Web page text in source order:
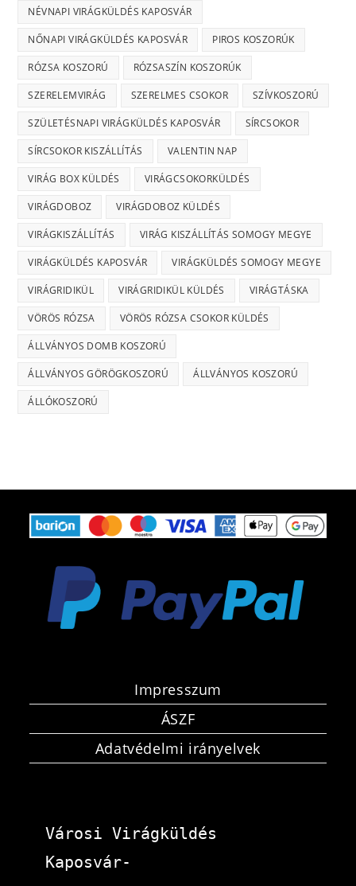
NÉVNAPI VIRÁGKÜLDÉS KAPOSVÁR
NŐNAPI VIRÁGKÜLDÉS KAPOSVÁR PIROS KOSZORÚK
RÓZSA KOSZORÚ RÓZSASZÍN KOSZORÚK
SZERELEMVIRÁG SZERELMES CSOKOR SZÍVKOSZORÚ
SZÜLETÉSNAPI VIRÁGKÜLDÉS KAPOSVÁR SÍRCSOKOR
SÍRCSOKOR KISZÁLLÍTÁS VALENTIN NAP
VIRÁG BOX KÜLDÉS VIRÁGCSOKORKÜLDÉS
VIRÁGDOBOZ VIRÁGDOBOZ KÜLDÉS
VIRÁGKISZÁLLÍTÁS VIRÁG KISZÁLLÍTÁS SOMOGY MEGYE
VIRÁGKÜLDÉS KAPOSVÁR VIRÁGKÜLDÉS SOMOGY MEGYE
VIRÁGRIDIKÜL VIRÁGRIDIKÜL KÜLDÉS VIRÁGTÁSKA
VÖRÖS RÓZSA VÖRÖS RÓZSA CSOKOR KÜLDÉS
ÁLLVÁNYOS DOMB KOSZORÚ
ÁLLVÁNYOS GÖRÖGKOSZORÚ ÁLLVÁNYOS KOSZORÚ
ÁLLÓKOSZORÚ
Impresszum
ÁSZF
Adatvédelmi irányelvek
Városi Virágküldés
Kaposvár-